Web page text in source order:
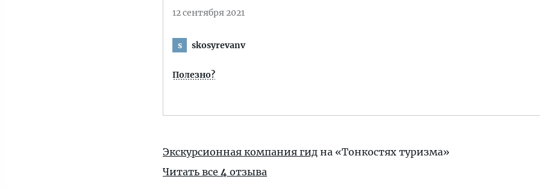
12 сентября 2021
s skosyrevanv
Полезно?
Экскурсионная компания гид на «Тонкостях туризма»
Читать все 4 отзыва